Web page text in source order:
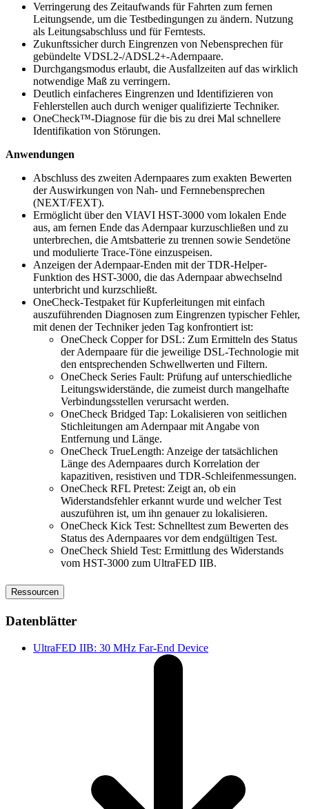
Verringerung des Zeitaufwands für Fahrten zum fernen
Leitungsende, um die Testbedingungen zu ändern. Nutzung
als Leitungsabschluss und für Ferntests.
Zukunftssicher durch Eingrenzen von Nebensprechen für
gebündelte VDSL2-/ADSL2+-Adernpaare.
Durchgangsmodus erlaubt, die Ausfallzeiten auf das wirklich
notwendige Maß zu verringern.
Deutlich einfacheres Eingrenzen und Identifizieren von
Fehlerstellen auch durch weniger qualifizierte Techniker.
OneCheck™-Diagnose für die bis zu drei Mal schnellere
Identifikation von Störungen.
Anwendungen
Abschluss des zweiten Adernpaares zum exakten Bewerten
der Auswirkungen von Nah- und Fernnebensprechen
(NEXT/FEXT).
Ermöglicht über den VIAVI HST-3000 vom lokalen Ende
aus, am fernen Ende das Adernpaar kurzuschließen und zu
unterbrechen, die Amtsbatterie zu trennen sowie Sendetöne
und modulierte Trace-Töne einzuspeisen.
Anzeigen der Adernpaar-Enden mit der TDR-Helper-
Funktion des HST-3000, die das Adernpaar abwechselnd
unterbricht und kurzschließt.
OneCheck-Testpaket für Kupferleitungen mit einfach
auszuführenden Diagnosen zum Eingrenzen typischer Fehler,
mit denen der Techniker jeden Tag konfrontiert ist:
OneCheck Copper for DSL: Zum Ermitteln des Status
der Adernpaare für die jeweilige DSL-Technologie mit
den entsprechenden Schwellwerten und Filtern.
OneCheck Series Fault: Prüfung auf unterschiedliche
Leitungswiderstände, die zumeist durch mangelhafte
Verbindungsstellen verursacht werden.
OneCheck Bridged Tap: Lokalisieren von seitlichen
Stichleitungen am Adernpaar mit Angabe von
Entfernung und Länge.
OneCheck TrueLength: Anzeige der tatsächlichen
Länge des Adernpaares durch Korrelation der
kapazitiven, resistiven und TDR-Schleifenmessungen.
OneCheck RFL Pretest: Zeigt an, ob ein
Widerstandsfehler erkannt wurde und welcher Test
auszuführen ist, um ihn genauer zu lokalisieren.
OneCheck Kick Test: Schnelltest zum Bewerten des
Status des Adernpaares vor dem endgültigen Test.
OneCheck Shield Test: Ermittlung des Widerstands
vom HST-3000 zum UltraFED IIB.
Ressourcen
Datenblätter
UltraFED IIB: 30 MHz Far-End Device